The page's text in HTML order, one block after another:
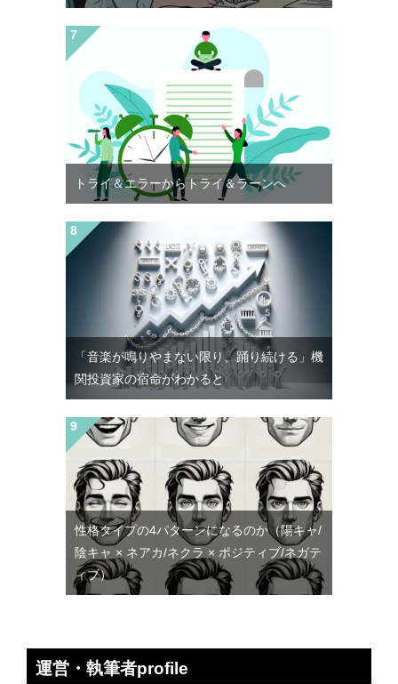
トライ＆エラーからトライ＆ラーンへ
「音楽が鳴りやまない限り、踊り続ける」機
関投資家の宿命がわかると
性格タイプの4パターンになるのか（陽キャ/
陰キャ × ネアカ/ネクラ × ポジティブ/ネガテ
ィブ）
運営・執筆者profile